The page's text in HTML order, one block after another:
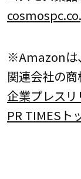
※Amazonは
関連会社の
企業プレス
PR TIMESト